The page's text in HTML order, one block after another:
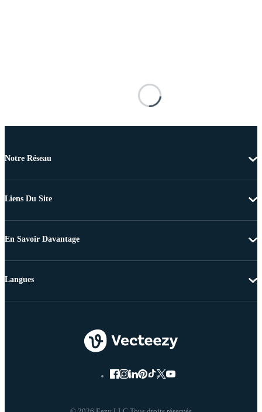
Notre Réseau
Liens Du Site
En Savoir Davantage
Langues